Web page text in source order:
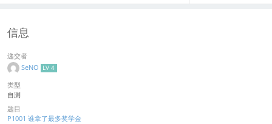
信息
递交者
SeNO
LV 4
类型
自测
题目
P1001 谁拿了最多奖学金